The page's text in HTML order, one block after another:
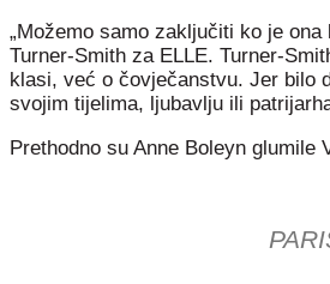
„Možemo samo zaključiti ko je
Turner-Smith za ELLE. Turner-
klasi, već o čovječanstvu. Jer bilo
svojim tijelima, ljubavlju ili
Prethodno su Anne Boleyn glumile